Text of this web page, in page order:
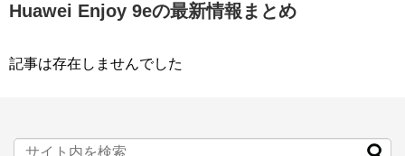
Huawei Enjoy 9eの最新情報まとめ
記事は存在しませんでした